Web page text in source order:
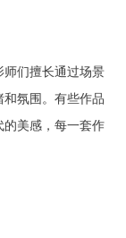
们擅长通过场景
氛围。有些作品
的美感，每一套作